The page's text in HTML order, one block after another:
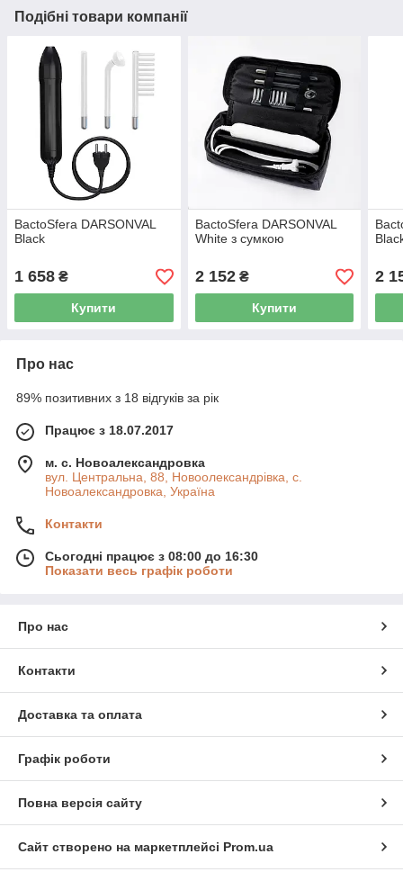
Подібні товари компанії
BactoSfera DARSONVAL
Black
1 658 ₴
Купити
BactoSfera DARSONVAL
White з сумкою
2 152₴
Купити
2
Про нас
89% позитивних з 18 відгуків за рік
Працює з 18.07.2017
м. с. Новоалександровка
вул. Центральна, 88, Новоолександрівка, с.
Новоалександровка, Україна
Контакти
Сьогодні працює з 08:00 до 16:30
Показати весь графік роботи
Про нас
Контакти
Доставка та оплата
Графік роботи
Повна версія сайту
Сайт створено на маркетплейсі Prom.ua